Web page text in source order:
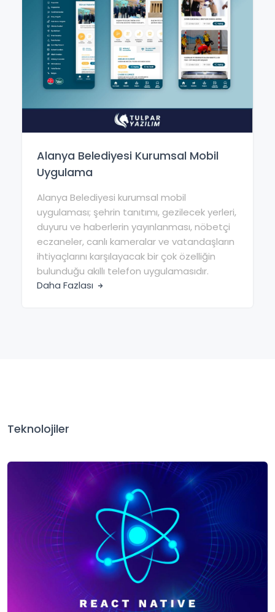
Alanya Belediyesi Kurumsal Mobil
Uygulama
Alanya Belediyesi kurumsal mobil
uygulaması; şehrin tanıtımı, gezilecek yerleri,
duyuru ve haberlerin yayınlanması, nöbetçi
eczaneler, canlı kameralar ve vatandaşların
ihtiyaçlarını karşılayacak bir çok özelliğin
bulunduğu akıllı telefon uygulamasıdır.
Daha Fazlası
Teknolojiler